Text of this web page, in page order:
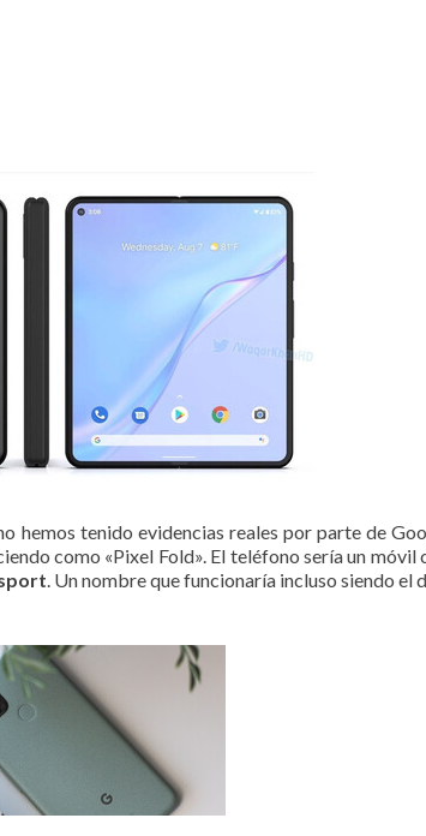
hemos tenido evidencias reales por parte de
como «Pixel Fold». El teléfono sería un
. Un nombre que funcionaría incluso siendo el